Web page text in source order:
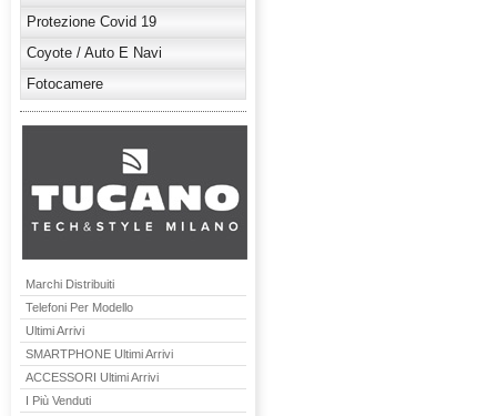
Protezione Covid 19
Coyote / Auto E Navi
Fotocamere
Marchi Distribuiti
Telefoni Per Modello
Ultimi Arrivi
SMARTPHONE Ultimi Arrivi
ACCESSORI Ultimi Arrivi
I Più Venduti